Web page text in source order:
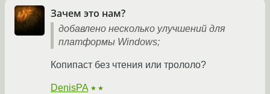
Зачем это нам?
добавлено несколько улучшений для
платформы Windows;
Копипаст без чтения или трололо?
DenisPA ★★